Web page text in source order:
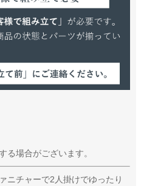
場合がございます。
ニチャーで2人掛けでゆったり